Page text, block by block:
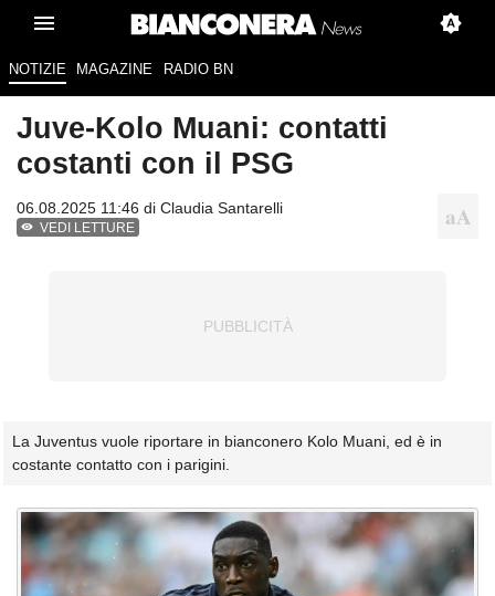
NOTIZIE MAGAZINE RADIO BN
Juve-Kolo Muani: contatti
costanti con il PSG
06.08.2025 11:46 di Claudia Santarelli
VEDI LETTURE
La Juventus vuole riportare in bianconero Kolo Muani, ed è in
costante contatto con i parigini.